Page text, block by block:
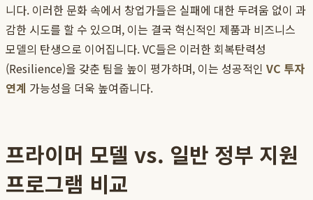
니다. 이러한 문화 속에서 창업가들은 실패에 대한 두려움 없이 과
감한 시도를 할 수 있으며, 이는 결국 혁신적인 제품과 비즈니스
모델의 탄생으로 이어집니다. VC들은 이러한 회복탄력성
(Resilience)을 갖춘 팀을 높이 평가하며, 이는 성공적인 VC 투자
연계 가능성을 더욱 높여줍니다.
프라이머 모델 vs. 일반 정부 지원
프로그램 비교